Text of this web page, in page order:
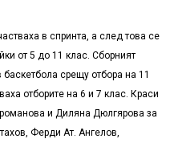
в спринта, а след това се
от 5 до 11 клас. Сборният
срещу отбора на 11
отборите на 6 и 7 клас. Краси
и Диляна Дюлгярова за
Ферди Ат. Ангелов,